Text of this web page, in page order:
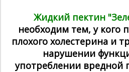
Жидкий пектин
необходим тем, у кого
плохого холестерина и
нарушении
употреблении вредной